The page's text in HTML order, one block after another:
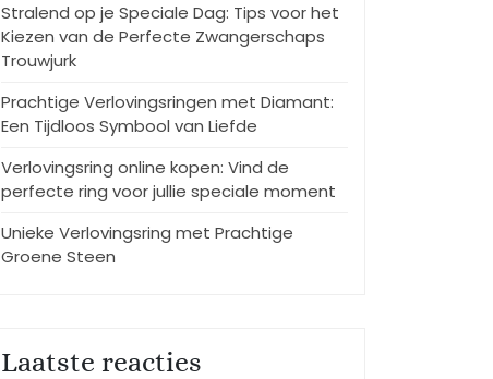
Stralend op je Speciale Dag: Tips voor het
Kiezen van de Perfecte Zwangerschaps
Trouwjurk
Prachtige Verlovingsringen met Diamant:
Een Tijdloos Symbool van Liefde
Verlovingsring online kopen: Vind de
perfecte ring voor jullie speciale moment
Unieke Verlovingsring met Prachtige
Groene Steen
Laatste reacties